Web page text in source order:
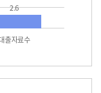
출자료수
2.6